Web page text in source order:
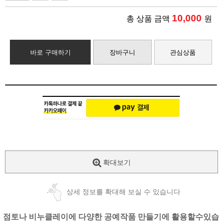
총 상품 금액 10,000 원
바로 구매하기 장바구니 관심상품
확대보기
상세 정보를 확대해 보실 수 있습니다
점토나 비누클레이에 다양한 공예작품 만들기에 활용할수있습